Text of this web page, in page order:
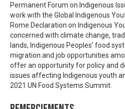
Permanent Forum on Indigenous
work with the Global Indigenous
Rome Declaration on Indigenous
concerned with climate change,
lands, Indigenous Peoples’ food
migration and job opportunities
offer an opportunity for policy and
issues affecting Indigenous youth
2021 UN Food Systems Summit.